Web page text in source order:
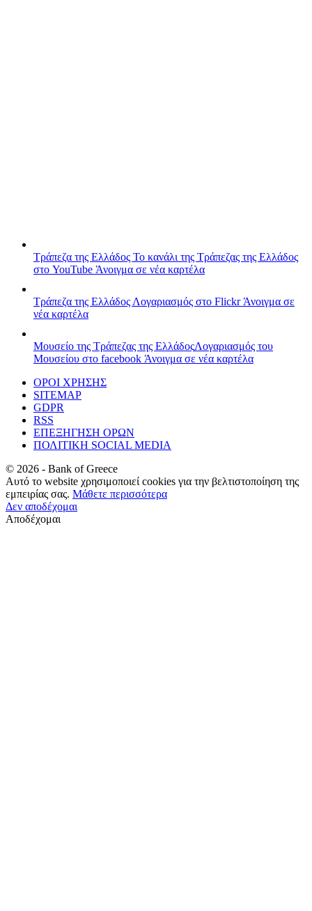
Τράπεζα της Ελλάδος Το κανάλι της Τράπεζας της Ελλάδος
στο YouTube Άνοιγμα σε νέα καρτέλα
Τράπεζα της ΕλλάδοςΛογαριασμός στο FlickrΆνοιγμα σε
νέα καρτέλα
Μουσείο της Τράπεζας της ΕλλάδοςΛογαριασμός του
Μουσείου στο facebook Άνοιγμα σε νέα καρτέλα
ΟΡΟΙ ΧΡΗΣΗΣ
SITEMAP
GDPR
RSS
ΕΠΕΞΗΓΗΣΗ ΟΡΩΝ
ΠΟΛΙΤΙΚΗ SOCIAL MEDIA
© 2026 - Bank of Greece
Αυτό το website χρησιμοποιεί cookies για την βελτιστοποίηση της
εμπειρίας σας. Μάθετε περισσότερα
Δεν αποδέχομαι
Αποδέχομαι